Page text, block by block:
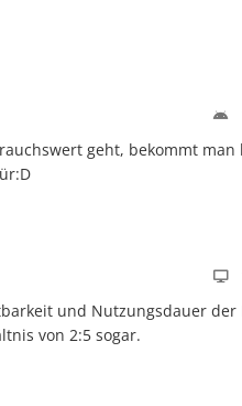
geht, bekommt
und Nutzungsdauer der
von 2:5 sogar.